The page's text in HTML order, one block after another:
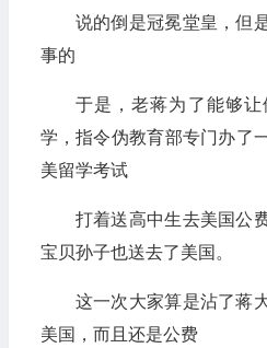
说的倒是冠冕堂皇，但
事的
于是，老蒋为了能够
学，指令伪教育部专门办了
美留学考试
打着送高中生去美国公
宝贝孙子也送去了美国。
这一次大家算是沾了蒋
美国，而且还是公费